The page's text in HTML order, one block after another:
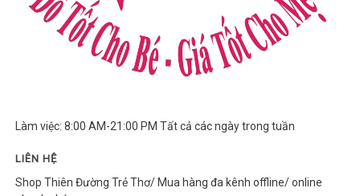
Làm việc: 8:00 AM-21:00 PM Tất cả các ngày trong tuần
LIÊN HỆ
Shop Thiên Đường Trẻ Thơ/ Mua hàng đa kênh offline/ online